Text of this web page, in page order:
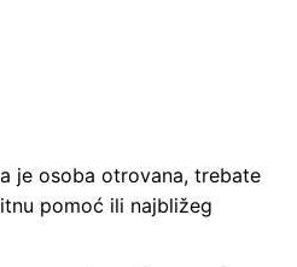
je osoba otrovana, trebate
pomoć ili najbližeg